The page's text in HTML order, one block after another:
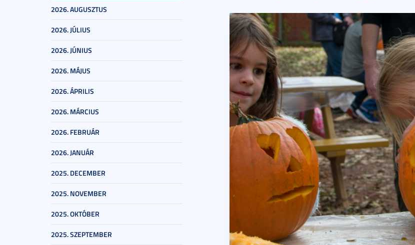
2026. AUGUSZTUS
2026. JÚLIUS
2026. JÚNIUS
2026. MÁJUS
2026. ÁPRILIS
2026. MÁRCIUS
2026. FEBRUÁR
2026. JANUÁR
2025. DECEMBER
2025. NOVEMBER
2025. OKTÓBER
2025. SZEPTEMBER